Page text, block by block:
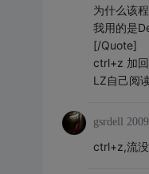
为什么该
我用的是
[/Quote]
ctrl+z 加
LZ自己阅
gsrdell
ctrl+z,流